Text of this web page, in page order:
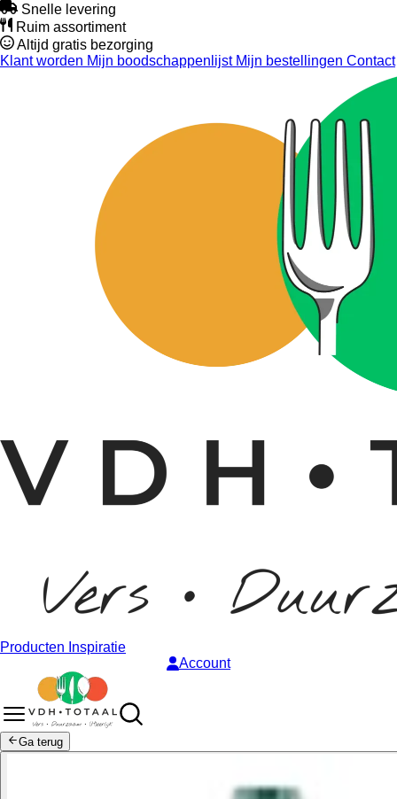
Snelle levering
Ruim assortiment
Altijd gratis bezorging
Klant worden Mijn boodschappenlijstMijn bestellingen Contact
Producten Inspiratie
Account
Ga terug